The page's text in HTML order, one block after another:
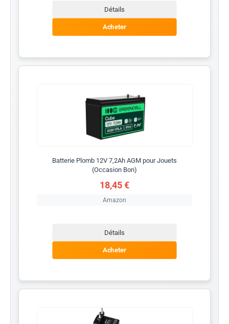
Détails
Acheter
Batterie Plomb 12V 7,2Ah AGM pour Jouets
(Occasion Bon)
18,45 €
Amazon
Détails
Acheter